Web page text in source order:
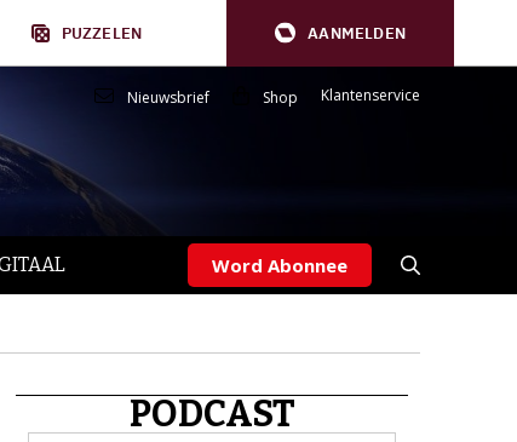
PUZZELEN AANMELDEN
Nieuwsbrief Shop Klantenservice
Word Abonnee
PODCAST